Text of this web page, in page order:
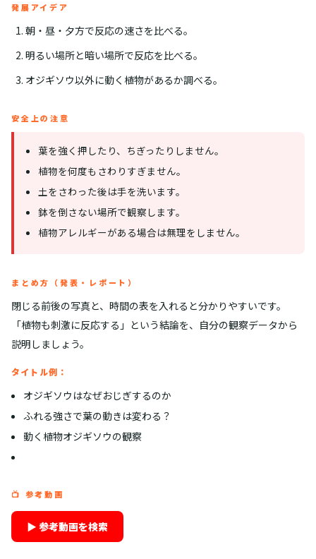
発展アイデア
朝・昼・夕方で反応の速さを比べる。
明るい場所と暗い場所で反応を比べる。
オジギソウ以外に動く植物があるか調べる。
安全上の注意
葉を強く押したり、ちぎったりしません。
植物を何度もさわりすぎません。
土をさわった後は手を洗います。
鉢を倒さない場所で観察します。
植物アレルギーがある場合は無理をしません。
まとめ方（発表・レポート）
閉じる前後の写真と、時間の表を入れると分かりやすいです。
「植物も刺激に反応する」という結論を、自分の観察データから
説明しましょう。
タイトル例：
オジギソウはなぜおじぎするのか
ふれる強さで葉の動きは変わる？
動く植物オジギソウの観察
📺 参考動画
▶ 参考動画を検索